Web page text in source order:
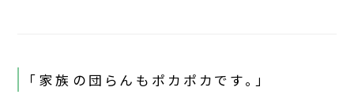
「家族の団らんもポカポカです。」